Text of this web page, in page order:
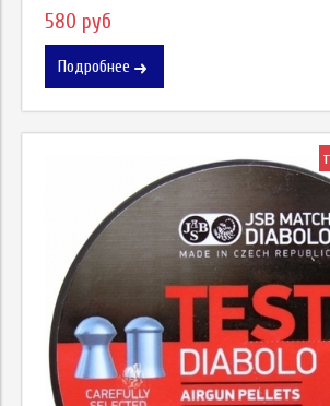
580 руб
Подробнее